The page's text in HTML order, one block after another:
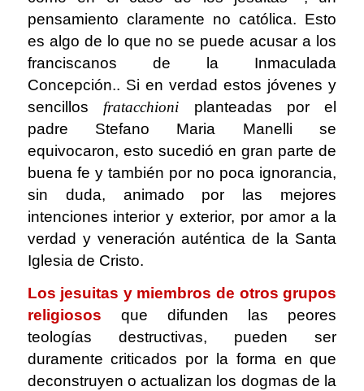
pensamiento claramente no católica. Esto
es algo de lo que no se puede acusar a los
franciscanos de la Inmaculada
Concepción.. Si en verdad estos jóvenes y
sencillos fratacchioni
planteadas por el
padre Stefano Maria Manelli se
equivocaron, esto sucedió en gran parte de
buena fe y también por no poca ignorancia,
sin duda, animado por las mejores
intenciones interior y exterior, por amor a la
verdad y veneración auténtica de la Santa
Iglesia de Cristo.
Los jesuitas y miembros de otros grupos
religiosos que difunden las peores
teologías destructivas, pueden ser
duramente criticados por la forma en que
deconstruyen o actualizan los dogmas de la